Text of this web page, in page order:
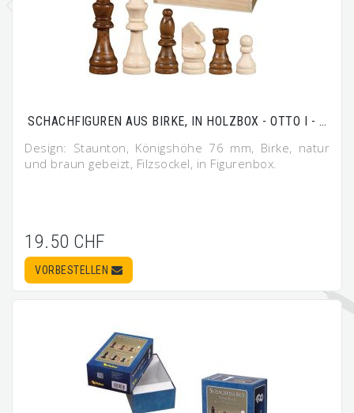
SCHACHFIGUREN AUS BIRKE, IN HOLZBOX - OTTO I - …
Design: Staunton, Königshöhe 76 mm, Birke, natur
und braun gebeizt, Filzsockel, in Figurenbox.
19.50 CHF
VORBESTELLEN